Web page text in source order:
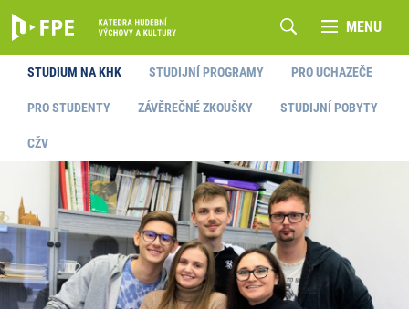
MENU
STUDIUM NA KHK STUDIJNÍ PROGRAMY PRO UCHAZEČE
PRO STUDENTY ZÁVĚREČNÉ ZKOUŠKY STUDIJNÍ POBYTY
CŽV